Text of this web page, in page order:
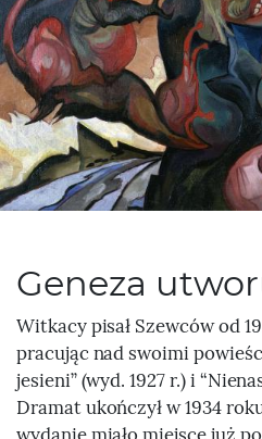
Geneza
Witkacy pisał Szewców od
pracując nad swoimi
jesieni” (wyd. 1927 r.) i
Dramat ukończył w 1934